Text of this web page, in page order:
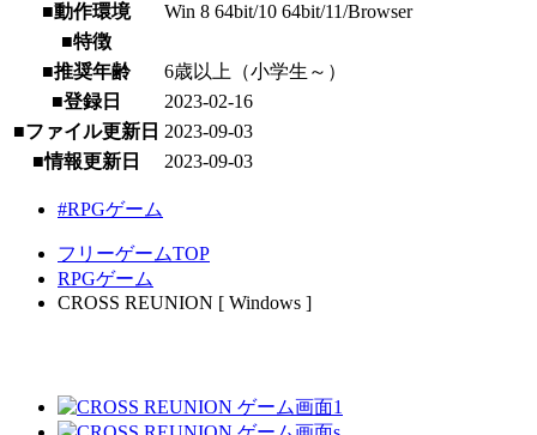
■動作環境
Win 8 64bit/10 64bit/11/Browser
■特徴
■推奨年齢
6歳以上（小学生～）
■登録日
2023-02-16
■ファイル更新日 2023-09-03
■情報更新日
2023-09-03
#RPGゲーム
フリーゲームTOP
RPGゲーム
CROSS REUNION [ Windows ]